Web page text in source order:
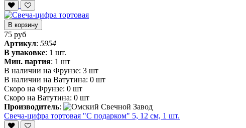
В корзину
75 руб
Артикул: 5954
В упаковке: 1 шт.
Мин. партия: 1 шт
В наличии на Фрунзе: 3 шт
В наличии на Ватутина: 0 шт
Скоро на Фрунзе: 0 шт
Скоро на Ватутина: 0 шт
Производитель:
Свеча-цифра тортовая "С подарком" 5, 12 см, 1 шт.